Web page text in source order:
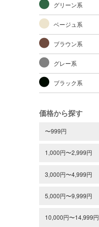
グリーン系
ベージュ系
ブラウン系
グレー系
ブラック系
価格から探す
〜999円
1,000円〜2,999円
3,000円〜4,999円
5,000円〜9,999円
10,000円〜14,999円